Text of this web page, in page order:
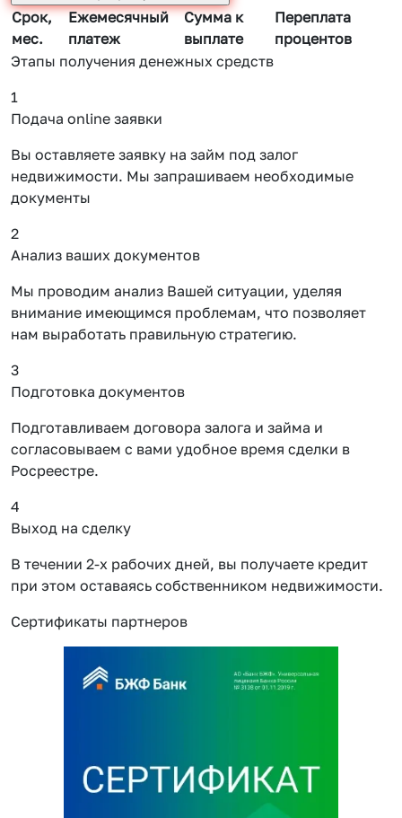
Срок,
мес.
Ежемесячный
платеж
Сумма к
выплате
Переплата
процентов
Этапы получения денежных средств
1
Подача online заявки
Вы оставляете заявку на займ под залог
недвижимости. Мы запрашиваем необходимые
документы
2
Анализ ваших документов
Мы проводим анализ Вашей ситуации, уделяя
внимание имеющимся проблемам, что позволяет
нам выработать правильную стратегию.
3
Подготовка документов
Подготавливаем договора залога и займа и
согласовываем с вами удобное время сделки в
Росреестре.
4
Выход на сделку
В течении 2-х рабочих дней, вы получаете кредит
при этом оставаясь собственником недвижимости.
Сертификаты партнеров